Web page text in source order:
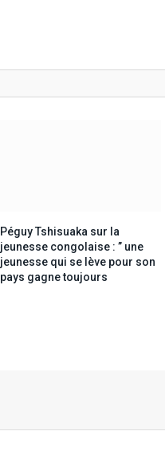
Péguy Tshisuaka sur la
jeunesse congolaise : ” une
jeunesse qui se lève pour son
pays gagne toujours